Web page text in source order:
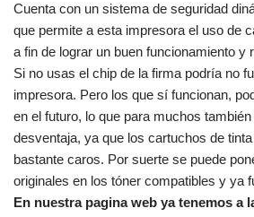
Cuenta con un sistema de seguridad
que permite a esta impresora el uso de
a fin de lograr un buen funcionamiento y
Si no usas el chip de la firma podría no
impresora. Pero los que sí funcionan,
en el futuro, lo que para muchos
desventaja, ya que los cartuchos de
bastante caros. Por suerte se puede
originales en los tóner compatibles y ya
En nuestra pagina web ya tenemos a